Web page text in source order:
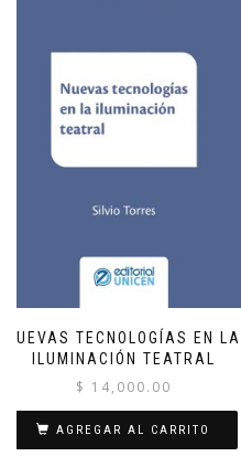
NUEVAS TECNOLOGÍAS EN LA
ILUMINACIÓN TEATRAL
$ 14,000.00
AGREGAR AL CARRITO